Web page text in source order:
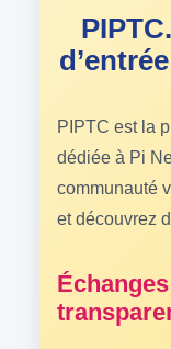
PIPTC est la
dédiée à Pi
communauté
et découvrez